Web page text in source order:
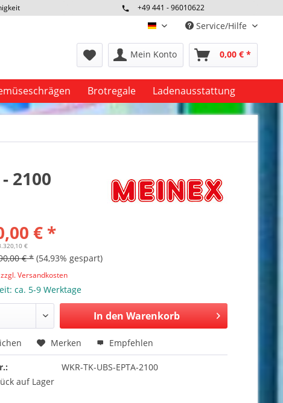
+49 441 - 96010622
deutsch Service/Hilfe
Mein Konto 0,00 € *
Brotregale Ladenausstattung
2100
€ *
€
€ * (54,93% gespart)
zzgl. Versandkosten
ca. 5-9 Werktage
In den Warenkorb
Merken Empfehlen
WKR-TK-UBS-EPTA-2100
auf Lager